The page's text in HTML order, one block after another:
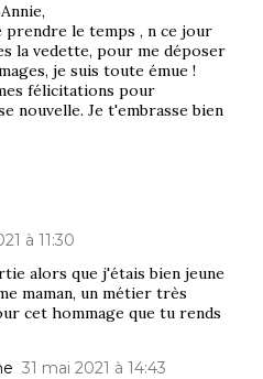
prendre le temps , n ce jour
la vedette, pour me déposer
je suis toute émue !
félicitations pour
nouvelle. Je t'embrasse bien
à 11:30
alors que j'étais bien jeune
maman, un métier très
cet hommage que tu rends
31 mai 2021 à 14:43